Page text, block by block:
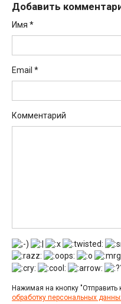
Добавить
Имя *
Email *
Комментарий
Нажимая на кнопку
обработку персональных